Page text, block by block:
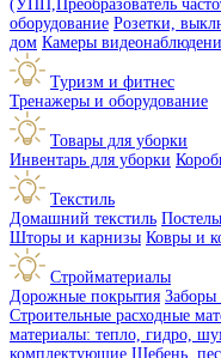
(УПП,Преобразователь
оборудование Розетки,
дом Камеры
Туризм и фитнес
Тренажеры и оборудование
Товары для уборки
Инвентарь для уборки
Текстиль
Домашний текстиль
Шторы и карнизы Ковры и
Стройматериалы
Дорожные покрытия Заборы
Строительные расходные
материалы: тепло, гидро,
комплектующие Щебень,